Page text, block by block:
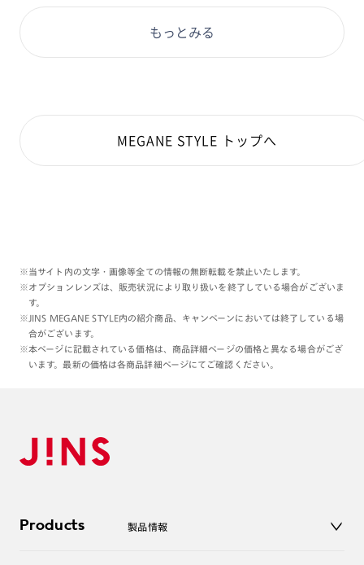
【着用カラー】382ライトブラウン
もっとみる
MEGANE STYLE トップへ
※当サイト内の文字・画像等全ての情報の無断転載を禁止いたします。
※オプションレンズは、販売状況により取り扱いを終了している場合がございま
す。
※JINS MEGANE STYLE内の紹介商品、キャンペーンにおいては終了している場
合がございます。
※本ページに記載されている価格は、商品詳細ページの価格と異なる場合がござ
います。最新の価格は各商品詳細ページにてご確認ください。
Products 製品情報